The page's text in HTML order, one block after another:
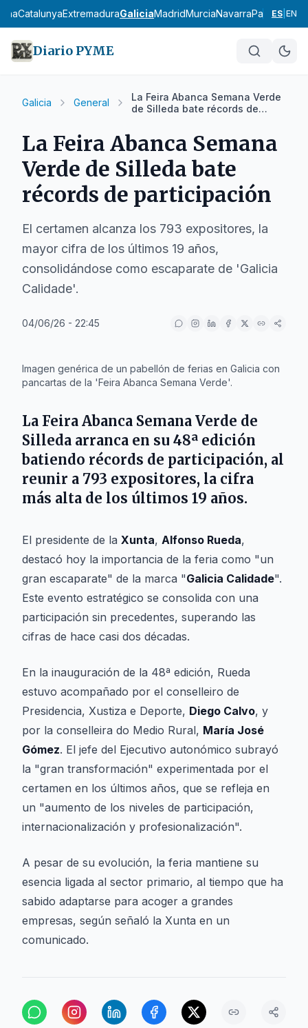
CatalunyaExtremaduraGaliciaMadridMurciaNavarraPaís Vasco
ES EN
Diario PYME
Galicia General
La Feira Abanca Semana Verde
de Silleda bate récords de
La Feira Abanca Semana
Verde de Silleda bate
récords de participación
El certamen alcanza los 793 expositores, la
mayor cifra de los últimos 19 años,
consolidándose como escaparate de 'Galicia
Calidade'.
04/06/26 - 22:45
Imagen genérica de un pabellón de ferias en Galicia con
pancartas de la 'Feira Abanca Semana Verde'.
La Feira Abanca Semana Verde de
Silleda arranca en su 48ª edición
batiendo récords de participación, al
reunir a 793 expositores, la cifra
más alta de los últimos 19 años.
El presidente de la Xunta, Alfonso Rueda,
destacó hoy la importancia de la feria como "un
gran escaparate" de la marca "Galicia Calidade".
Este evento estratégico se consolida con una
participación sin precedentes, superando las
cifras de hace casi dos décadas.
En la inauguración de la 48ª edición, Rueda
estuvo acompañado por el conselleiro de
Presidencia, Xustiza e Deporte, Diego Calvo, y
por la conselleira do Medio Rural, María José
Gómez. El jefe del Ejecutivo autonómico subrayó
la "gran transformación" experimentada por el
certamen en los últimos años, que se refleja en
un "aumento de los niveles de participación,
internacionalización y profesionalización".
A pesar de su evolución, la feria mantiene su
esencia ligada al sector primario, al tiempo que ha
sabido adaptarse para acoger a grandes
empresas, según señaló la Xunta en un
comunicado.